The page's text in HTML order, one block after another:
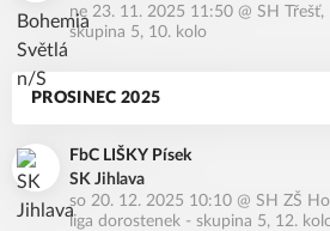
ne 23. 11. 2025 11:50 @ SH Třešť,
skupina 5, 10. kolo
PROSINEC 2025
FbC LIŠKY Písek
SK Jihlava
so 20. 12. 2025 10:10 @ SH ZŠ
liga dorostenek - skupina 5, 12.